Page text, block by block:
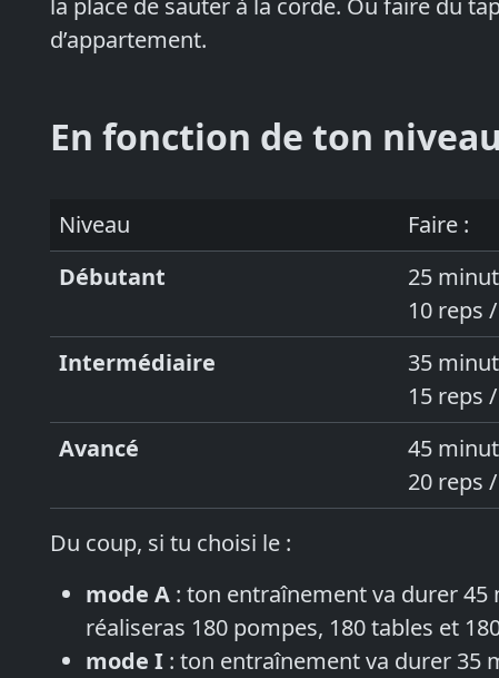
la place de sauter à la corde. Ou faire du
d’appartement.
En fonction de ton
Niveau
Faire :
Débutant
25
10 reps
Intermédiaire
35
15 reps
Avancé
45
20 reps
Du coup, si tu choisi le :
mode A : ton entraînement va durer
réaliseras 180 pompes, 180 tables et
mode I : ton entraînement va durer 35